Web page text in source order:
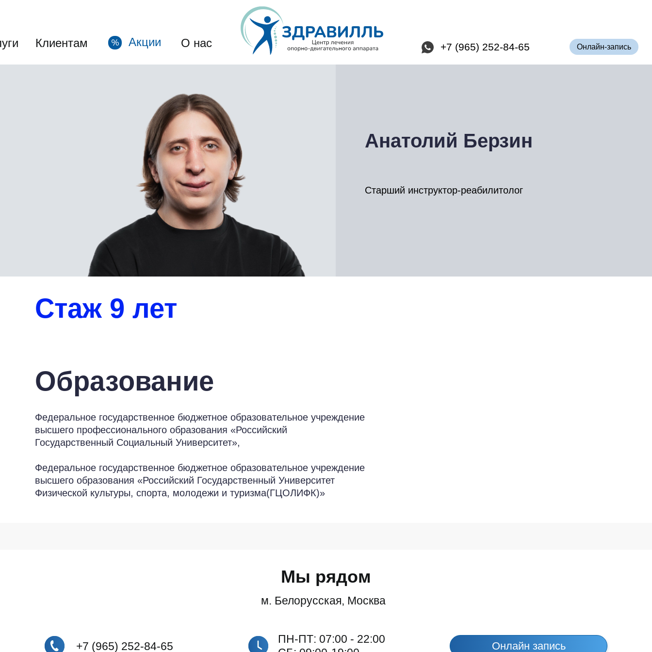
Клиентам О нас Онлайн-запись
+7 (965) 252-84-65
Акции
Анатолий Берзин
Старший инструктор-реабилитолог
Стаж 9 лет
Федеральное государственное бюджетное образовательное учреждение
высшего профессионального образования «Российский
Государственный Социальный Университет»,
Федеральное государственное бюджетное образовательное учреждение
высшего образования «Российский Государственный Университет
Физической культуры, спорта, молодежи и туризма(ГЦОЛИФК)»
Образование
Мы рядом
ПН-ПТ: 07:00 - 22:00
+7 (965) 252-84-65
м. Белорусская, Москва
Онлайн запись
Вконтакте Телеграм Лицензии